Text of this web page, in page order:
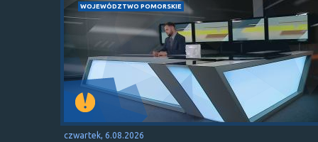
WOJEWÓDZTWO POMORSKIE
czwartek, 6.08.2026